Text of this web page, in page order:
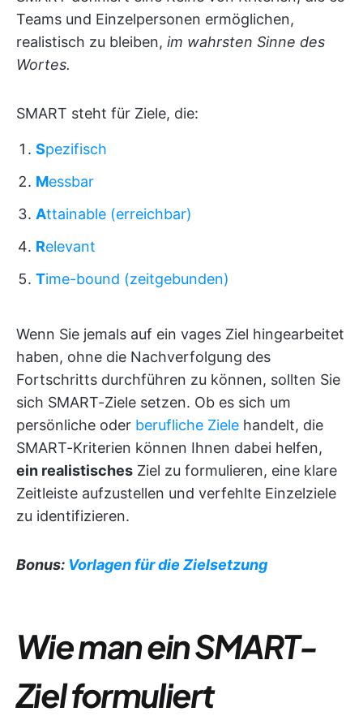
Teams und Einzelpersonen ermöglichen,
realistisch zu bleiben, im wahrsten Sinne des
Wortes.
SMART steht für Ziele, die:
Spezifisch
Messbar
Attainable (erreichbar)
Relevant
Time-bound (zeitgebunden)
Wenn Sie jemals auf ein vages Ziel hingearbeitet
haben, ohne die Nachverfolgung des
Fortschritts durchführen zu können, sollten Sie
sich SMART-Ziele setzen. Ob es sich um
persönliche oder berufliche Ziele handelt, die
SMART-Kriterien können Ihnen dabei helfen,
ein realistisches Ziel zu formulieren, eine klare
Zeitleiste aufzustellen und verfehlte Einzelziele
zu identifizieren.
Bonus: Vorlagen für die Zielsetzung
Wie man ein SMART-
Ziel formuliert